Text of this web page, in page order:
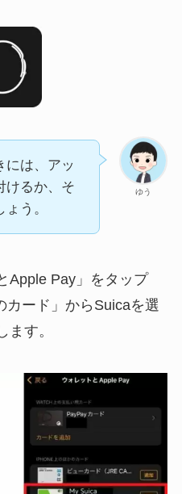
ゆう
には、アッ
けるか、そ
う。
Apple Pay」をタップ
カード」からSuicaを選
す。